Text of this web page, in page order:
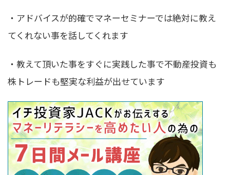
・アドバイスが的確でマネーセミナーでは絶対に教え
てくれない事を話してくれます
・教えて頂いた事をすぐに実践した事で不動産投資も
株トレードも堅実な利益が出せています